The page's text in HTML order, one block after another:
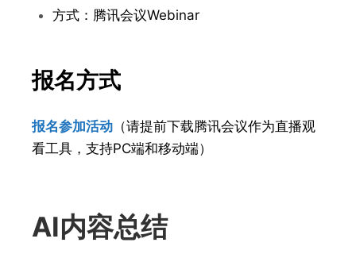
方式：腾讯会议Webinar
报名方式
报名参加活动 （请提前下载腾讯会议作为直播观
看工具，支持PC端和移动端）
AI内容总结